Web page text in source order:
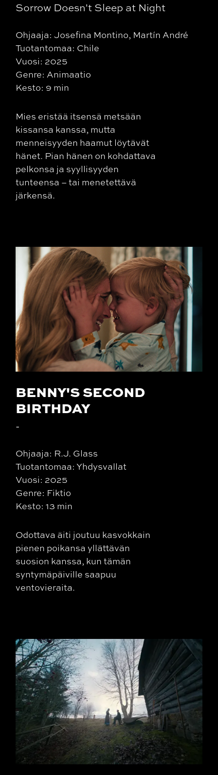
Sorrow Doesn't Sleep at Night
Ohjaaja: Josefina Montino, Martín André
Tuotantomaa: Chile
Vuosi: 2025
Genre: Animaatio
Kesto: 9 min
Mies eristää itsensä metsään
kissansa kanssa, mutta
menneisyyden haamut löytävät
hänet. Pian hänen on kohdattava
pelkonsa ja syyllisyyden
tunteensa – tai menetettävä
järkensä.
BENNY'S SECOND
BIRTHDAY
-
Ohjaaja: R.J. Glass
Tuotantomaa: Yhdysvallat
Vuosi: 2025
Genre: Fiktio
Kesto: 13 min
Odottava äiti joutuu kasvokkain
pienen poikansa yllättävän
suosion kanssa, kun tämän
syntymäpäiville saapuu
ventovieraita.